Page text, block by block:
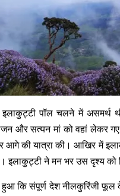
पॉल चलने में असमर्थ
और सत्यन मां को वहां लेकर
आगे की यात्रा की। आखिर में
इलाकुट्टी ने मन भर उस दृश्य को
हुआ कि संपूर्ण देश नीलकुरिंजी